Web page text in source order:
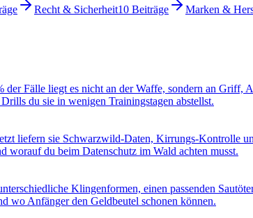
Recht & Sicherheit10 Beiträge Marken &
Fälle liegt es nicht an der Waffe, sondern an Griff,
du sie in wenigen Trainingstagen abstellst.
liefern sie Schwarzwild-Daten, Kirrungs-Kontrolle
worauf du beim Datenschutz im Wald achten musst.
Klingenformen, einen passenden
wo Anfänger den Geldbeutel schonen können.